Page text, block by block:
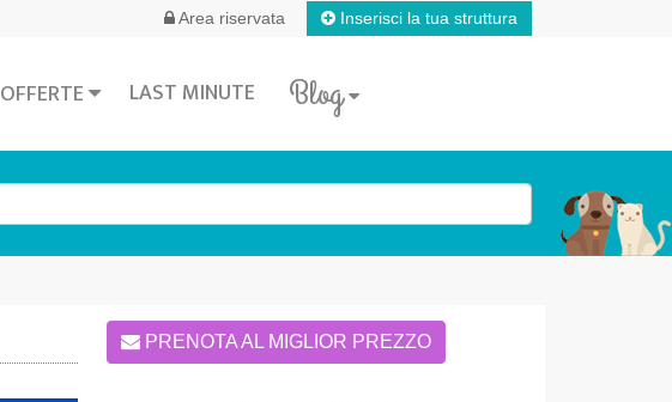
Area riservata Inserisci la tua struttura
OFFERTE LAST MINUTE Blog
PRENOTA AL MIGLIOR PREZZO